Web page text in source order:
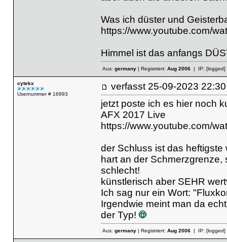
Was ich düster und
https://www.youtube.com/
Himmel ist das anfangs
Aus: germany| Registriert: Aug 2006| IP: [logged]
cytekx
Usernummer # 16993
verfasst 25-09-2023
jetzt poste ich es hier noch
AFX 2017 Live
https://www.youtube.com/
der Schluss ist das
hart an der
schlecht!
künstlerisch aber SEHR
Ich sag nur ein Wort:
Irgendwie meint man da
der Typ!
Aus: germany| Registriert: Aug 2006| IP: [logged]